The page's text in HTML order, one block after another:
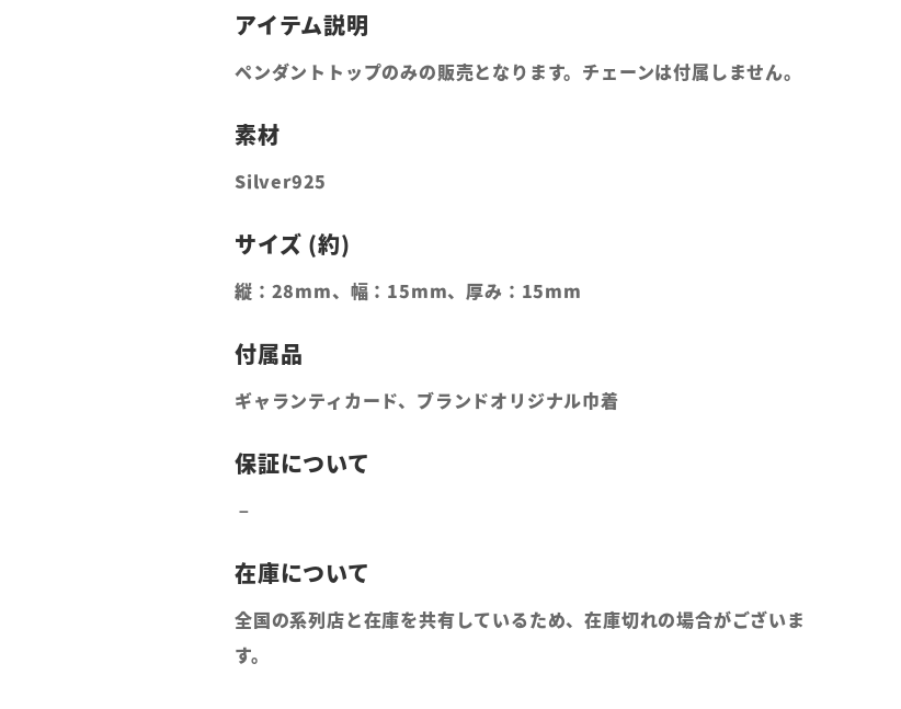
ペンダントトップのみの販売となります。チェーンは付属しません。
Silver925
縦：28mm、幅：15mm、厚み：15mm
ギャランティカード、ブランドオリジナル巾着
全国の系列店と在庫を共有しているため、在庫切れの場合がございま
す。